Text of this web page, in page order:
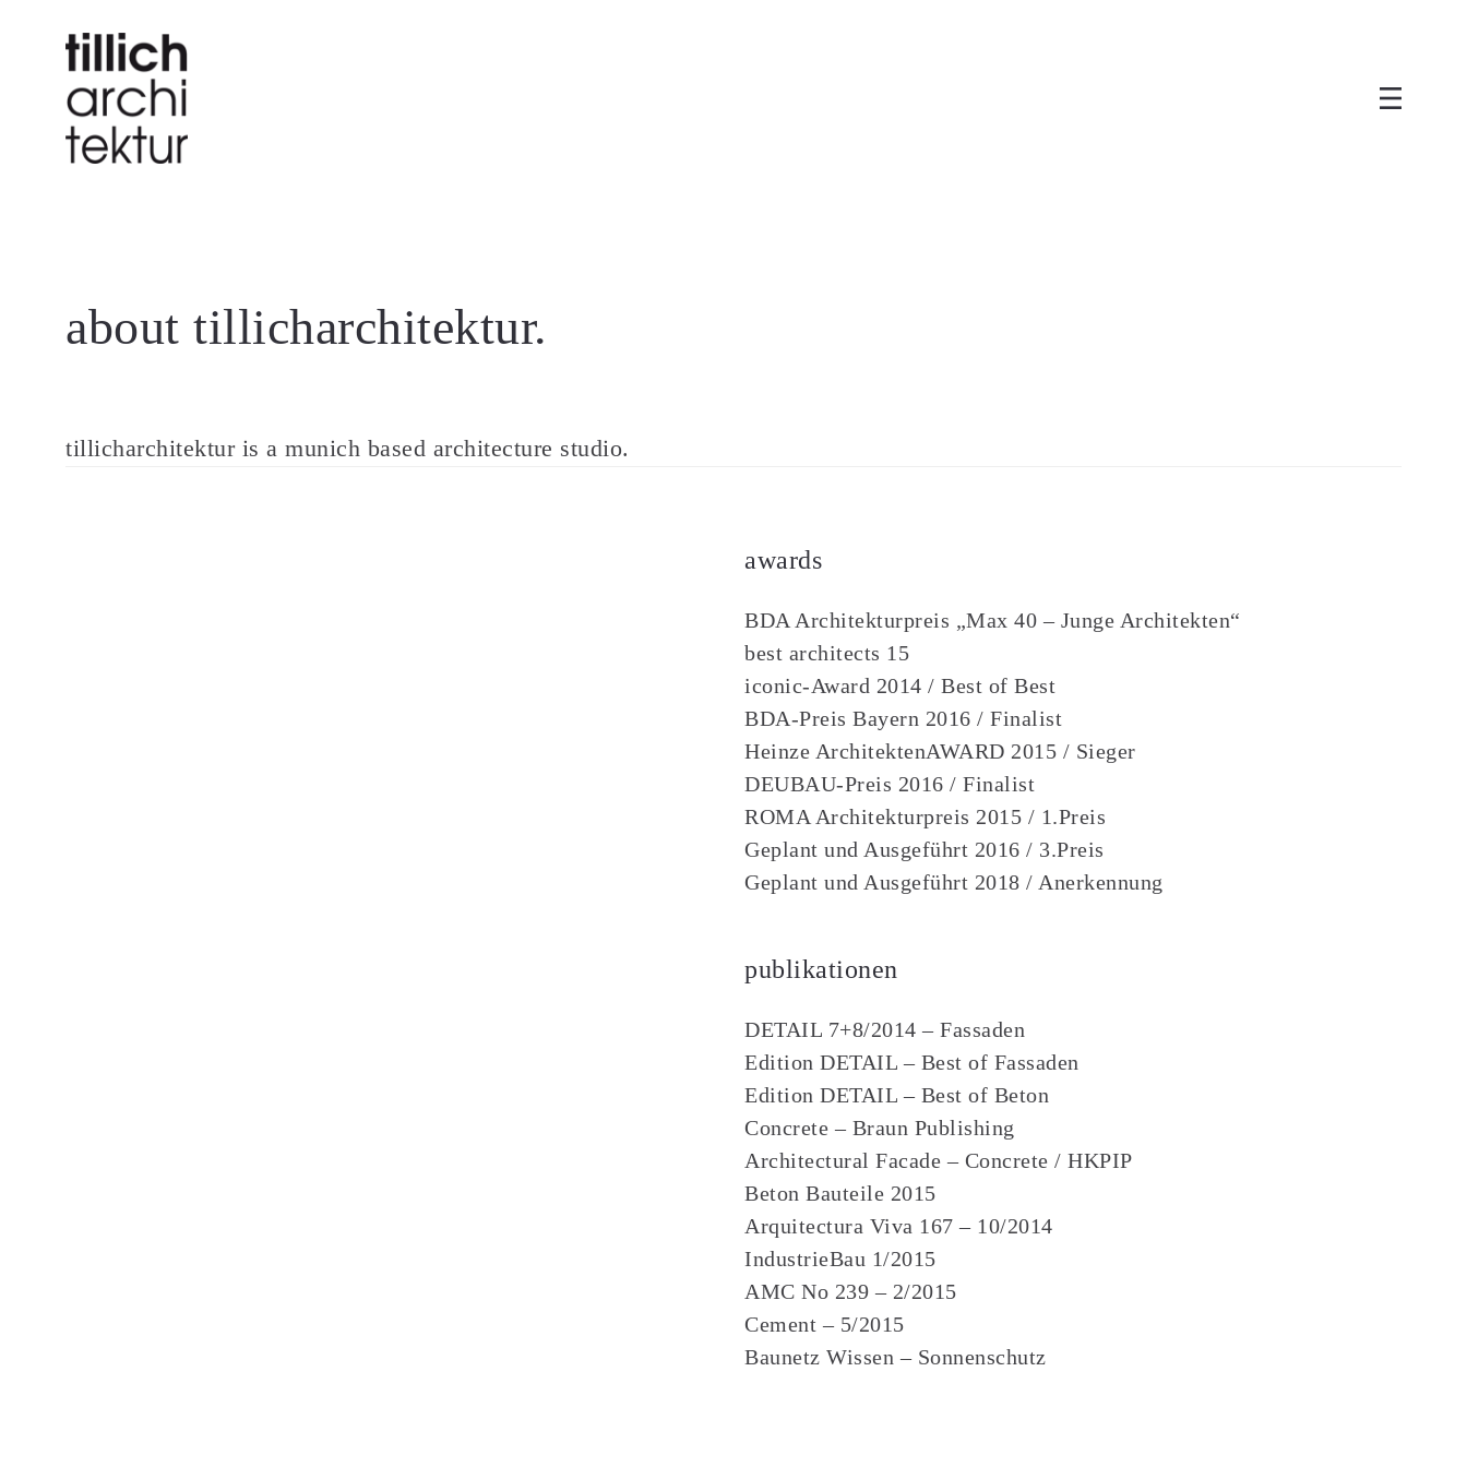
about tillicharchitektur.
tillicharchitektur is a munich based architecture studio.
awards
BDA Architekturpreis „Max 40 – Junge Architekten“
best architects 15
iconic-Award 2014 / Best of Best
BDA-Preis Bayern 2016 / Finalist
Heinze ArchitektenAWARD 2015 / Sieger
DEUBAU-Preis 2016 / Finalist
ROMA Architekturpreis 2015 / 1.Preis
Geplant und Ausgeführt 2016 / 3.Preis
Geplant und Ausgeführt 2018 / Anerkennung
publikationen
DETAIL 7+8/2014 – Fassaden
Edition DETAIL – Best of Fassaden
Edition DETAIL – Best of Beton
Concrete – Braun Publishing
Architectural Facade – Concrete / HKPIP
Beton Bauteile 2015
Arquitectura Viva 167 – 10/2014
IndustrieBau 1/2015
AMC No 239 – 2/2015
Cement – 5/2015
Baunetz Wissen – Sonnenschutz